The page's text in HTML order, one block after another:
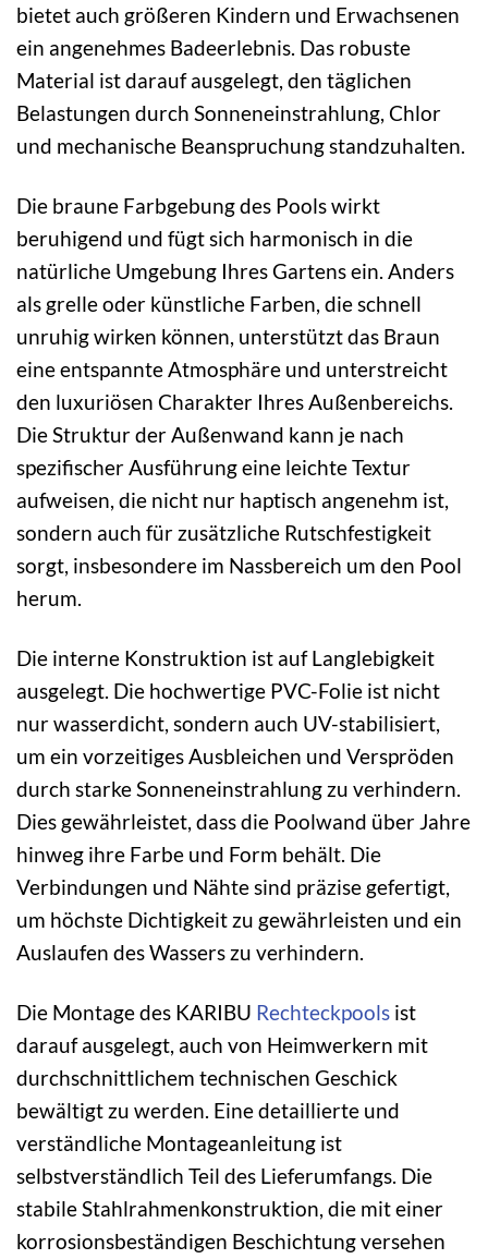
bietet auch größeren Kindern und Erwachsenen
ein angenehmes Badeerlebnis. Das robuste
Material ist darauf ausgelegt, den täglichen
Belastungen durch Sonneneinstrahlung, Chlor
und mechanische Beanspruchung standzuhalten.
Die braune Farbgebung des Pools wirkt
beruhigend und fügt sich harmonisch in die
natürliche Umgebung Ihres Gartens ein. Anders
als grelle oder künstliche Farben, die schnell
unruhig wirken können, unterstützt das Braun
eine entspannte Atmosphäre und unterstreicht
den luxuriösen Charakter Ihres Außenbereichs.
Die Struktur der Außenwand kann je nach
spezifischer Ausführung eine leichte Textur
aufweisen, die nicht nur haptisch angenehm ist,
sondern auch für zusätzliche Rutschfestigkeit
sorgt, insbesondere im Nassbereich um den Pool
herum.
Die interne Konstruktion ist auf Langlebigkeit
ausgelegt. Die hochwertige PVC-Folie ist nicht
nur wasserdicht, sondern auch UV-stabilisiert,
um ein vorzeitiges Ausbleichen und Verspröden
durch starke Sonneneinstrahlung zu verhindern.
Dies gewährleistet, dass die Poolwand über Jahre
hinweg ihre Farbe und Form behält. Die
Verbindungen und Nähte sind präzise gefertigt,
um höchste Dichtigkeit zu gewährleisten und ein
Auslaufen des Wassers zu verhindern.
Die Montage des KARIBU Rechteckpools ist
darauf ausgelegt, auch von Heimwerkern mit
durchschnittlichem technischen Geschick
bewältigt zu werden. Eine detaillierte und
verständliche Montageanleitung ist
selbstverständlich Teil des Lieferumfangs. Die
stabile Stahlrahmenkonstruktion, die mit einer
korrosionsbeständigen Beschichtung versehen